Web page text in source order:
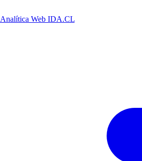
Analítica Web IDA.CL